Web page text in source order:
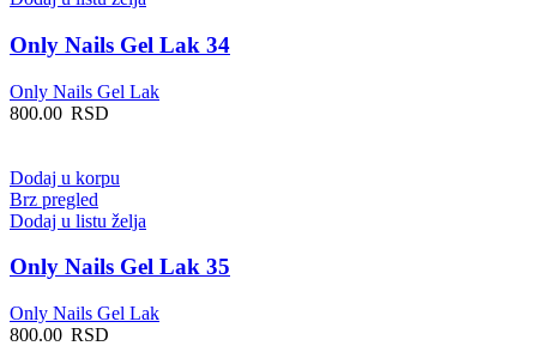
Only Nails Gel Lak 34
Only Nails Gel Lak
800.00 RSD
Dodaj u korpu
Brz pregled
Dodaj u listu želja
Only Nails Gel Lak 35
Only Nails Gel Lak
800.00 RSD